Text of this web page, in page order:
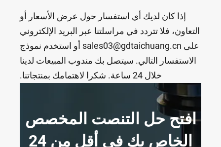
إذا كان لديك أي استفسار حول عرض الأسعار أو
التعاون، فلا تتردد في مراسلتنا عبر البريد الإلكتروني
على sales03@gdtaichuang.cn أو استخدم نموذج
الاستفسار التالي. سيتصل بك مندوب المبيعات لدينا
خلال 24 ساعة. شكرا لاهتمامك بمنتجاتنا.
افتح حل التنصت المخصص
الخاص بك في أقل من 24